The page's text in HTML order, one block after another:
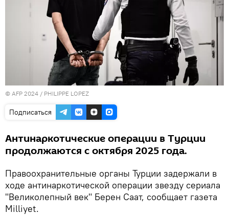
© AFP 2024 / PHILIPPE LOPEZ
Подписаться
Антинаркотические операции в Турции
продолжаются с октября 2025 года.
Правоохранительные органы Турции задержали в
ходе антинаркотической операции звезду сериала
"Великолепный век" Берен Саат, сообщает газета
Milliyet.